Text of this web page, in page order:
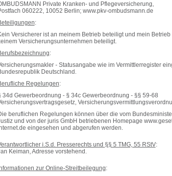
Private Kranken- und Pflegeversicherung,
060222, 10052 Berlin; www.pkv-ombudsmann.de
:
Versicherer ist an meinem Betrieb beteiligt und mein Betrieb
Versicherungsunternehmen beteiligt.
:
- Statusangabe wie im Vermittlerregister
Deutschland.
Regelungen:
34d Gewerbeordnung - § 34c Gewerbeordnung - §§ 59-68
beruflichen Regelungen können über die vom
und von der juris GmbH betriebenen Homepage
eingesehen und abgerufen werden.
i.S.d. Presserechts und §§ 5 TMG, 55 RStV:
Keiman, Adresse vorstehend.
zur Online-Streitbeilegung: